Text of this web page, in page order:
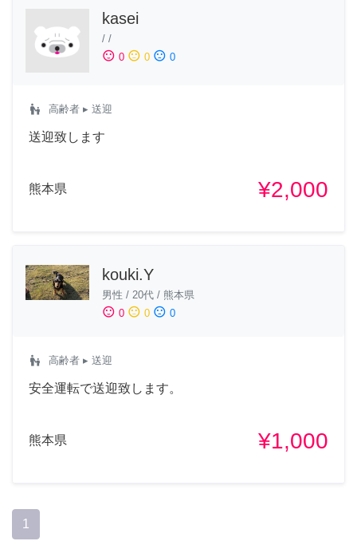
kasei
/ /
sentiment_satisfied 0 sentiment_neutral 0 sentiment_dissatisfied 0
escalator_warning 高齢者 ▸ 送迎
送迎致します
熊本県 ¥2,000
kouki.Y
男性 / 20代 / 熊本県
sentiment_satisfied 0 sentiment_neutral 0 sentiment_dissatisfied 0
escalator_warning 高齢者 ▸ 送迎
安全運転で送迎致します。
熊本県 ¥1,000
1